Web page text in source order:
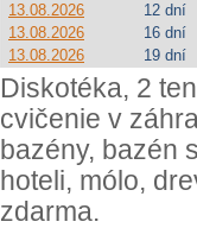
13.08.2026
12 dní
13.08.2026
16 dní
13.08.2026
19 dní
Diskotéka, 2
cvičenie v
bazény, bazén
hoteli, mólo,
zdarma.